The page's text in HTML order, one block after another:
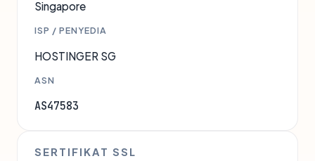
Singapore
ISP / PENYEDIA
HOSTINGER SG
ASN
AS47583
SERTIFIKAT SSL